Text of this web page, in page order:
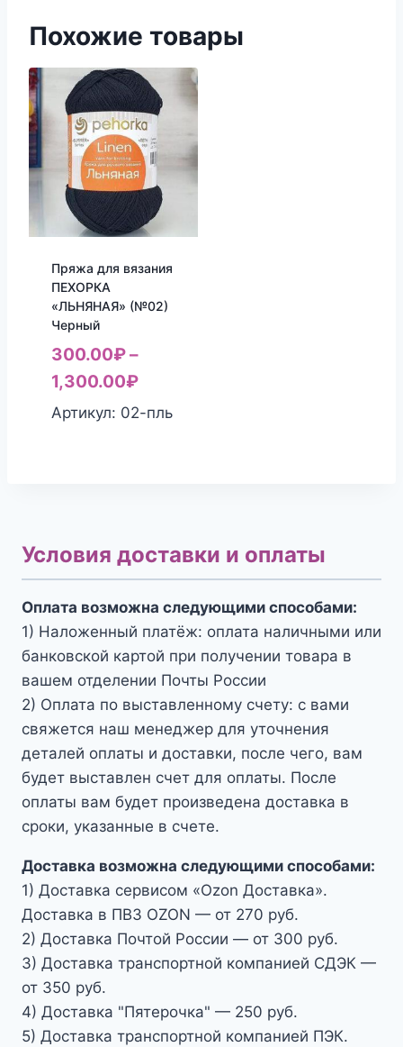
Похожие товары
Пряжа для вязания
ПЕХОРКА
«ЛЬНЯНАЯ» (№02)
Черный
300.00₽–
1,300.00₽
Артикул: 02-пль
Условия доставки и оплаты
Оплата возможна следующими способами:
1) Наложенный платёж: оплата наличными или
банковской картой при получении товара в
вашем отделении Почты России
2) Оплата по выставленному счету: с вами
свяжется наш менеджер для уточнения
деталей оплаты и доставки, после чего, вам
будет выставлен счет для оплаты. После
оплаты вам будет произведена доставка в
сроки, указанные в счете.
Доставка возможна следующими способами:
1) Доставка сервисом «Ozon Доставка».
Доставка в ПВЗ OZON — от 270 руб.
2) Доставка Почтой России — от 300 руб.
3) Доставка транспортной компанией СДЭК —
от 350 руб.
4) Доставка "Пятерочка" — 250 руб.
5) Доставка транспортной компанией ПЭК.